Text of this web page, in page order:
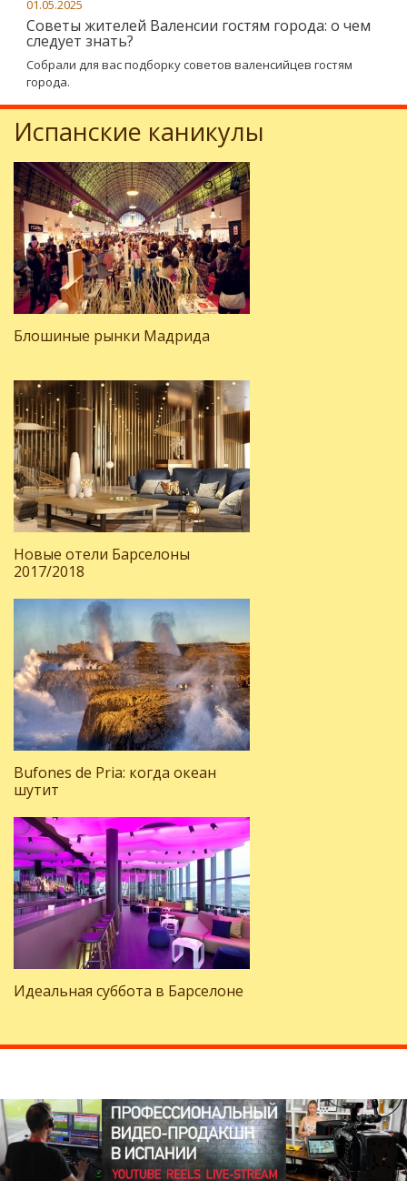
01.05.2025
Советы жителей Валенсии гостям города: о чем
следует знать?
Собрали для вас подборку советов валенсийцев гостям
города.
Испанские каникулы
Блошиные рынки Мадрида
Новые отели Барселоны
2017/2018
Bufones de Pria: когда океан
шутит
Идеальная суббота в Барселоне